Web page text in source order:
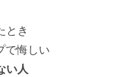
き
しい
い人